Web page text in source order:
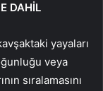
DAHİL
yayaları
veya
sıralamasını